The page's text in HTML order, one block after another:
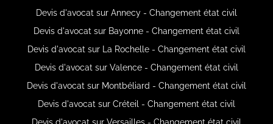
Devis d'avocat sur Annecy - Changement état civil
Devis d'avocat sur Bayonne - Changement état civil
Devis d'avocat sur La Rochelle - Changement état civil
Devis d'avocat sur Valence - Changement état civil
Devis d'avocat sur Montbéliard - Changement état civil
Devis d'avocat sur Créteil - Changement état civil